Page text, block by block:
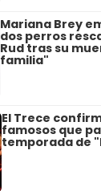
Mariana Brey
dos perros
Rud tras su
familia"
El Trece
famosos que
temporada de